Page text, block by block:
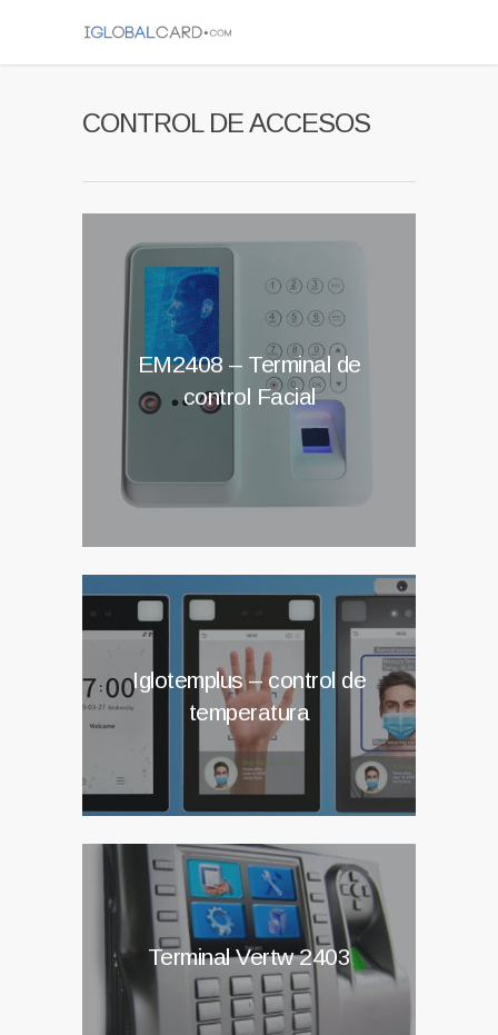
CONTROL DE ACCESOS
EM2408 – Terminal de
control Facial
Iglotemplus – control de
temperatura
Terminal Vertw 2403